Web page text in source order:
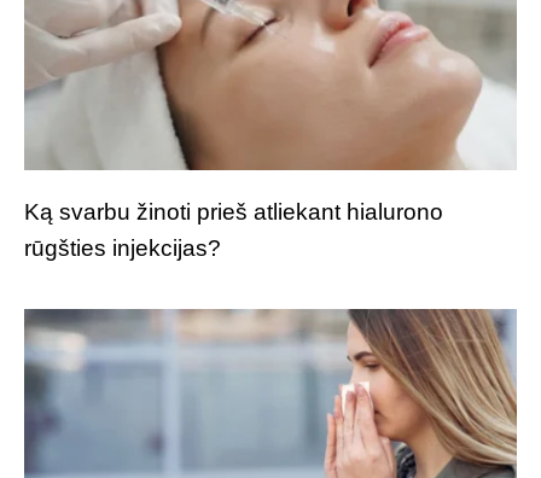
Ką svarbu žinoti prieš atliekant hialurono
rūgšties injekcijas?